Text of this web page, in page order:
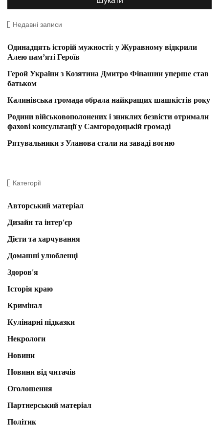
Недавні записи
Одинадцять історій мужності: у Журавному відкрили
Алею пам’яті Героїв
Герой України з Козятина Дмитро Фінашин уперше став
батьком
Калинівська громада обрала найкращих шашкістів року
Родини військовополонених і зниклих безвісти отримали
фахові консультації у Самгородоцькій громаді
Рятувальники з Уланова стали на заваді вогню
Категорії
Авторський матеріал
Дизайн та інтер'єр
Дієти та харчування
Домашні улюбленці
Здоров'я
Історія краю
Кримінал
Кулінарні підказки
Некрологи
Новини
Новини від читачів
Оголошення
Партнерський матеріал
Політик